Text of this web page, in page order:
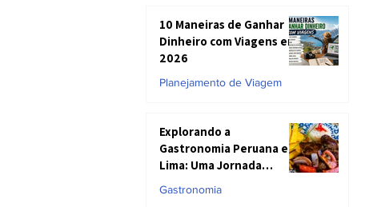
10 Maneiras de Ganhar
Dinheiro com Viagens em
2026
Planejamento de Viagem
Explorando a
Gastronomia Peruana em
Lima: Uma Jornada
Honesta entre Sabores
Inesquecíveis e
Gastronomia